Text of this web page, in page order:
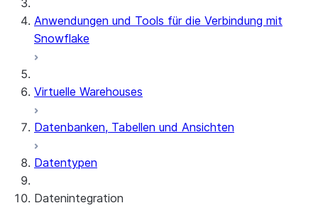
Anwendungen und Tools für die Verbindung mit
Snowflake
Virtuelle Warehouses
Datenbanken, Tabellen und Ansichten
Datentypen
Datenintegration